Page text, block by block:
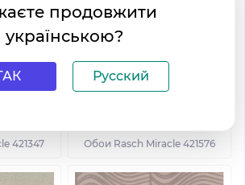
421347 Обои Rasch Miracle 421576
продовжити
українською?
Русский